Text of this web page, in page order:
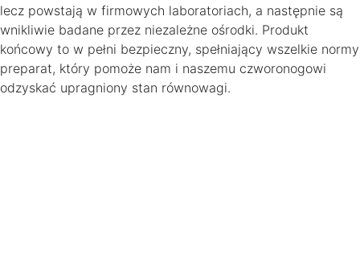
lecz powstają w firmowych laboratoriach, a następnie są
wnikliwie badane przez niezależne ośrodki. Produkt
końcowy to w pełni bezpieczny, spełniający wszelkie normy
preparat, który pomoże nam i naszemu czworonogowi
odzyskać upragniony stan równowagi.